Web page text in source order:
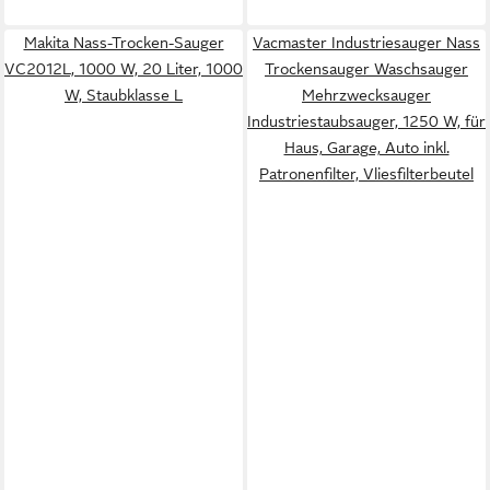
Makita Nass-Trocken-Sauger
VC2012L, 1000 W, 20 Liter, 1000
W, Staubklasse L
Vacmaster Industriesauger Nass
Trockensauger Waschsauger
Mehrzwecksauger
Industriestaubsauger, 1250 W, für
Haus, Garage, Auto inkl.
Patronenfilter, Vliesfilterbeutel